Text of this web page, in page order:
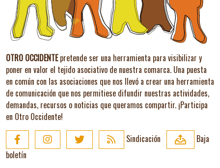
OTRO OCCIDENTEpretende ser una herramienta para visibilizar y
poner en valor el tejido asociativo de nuestra comarca. Una puesta
en común con las asociaciones que nos llevó a crear una herramienta
de comunicación que nos permitiese difundir nuestras actividades,
demandas, recursos o noticias que queramos compartir. ¡Participa
en Otro Occidente!
Sindicación
Baja
boletín